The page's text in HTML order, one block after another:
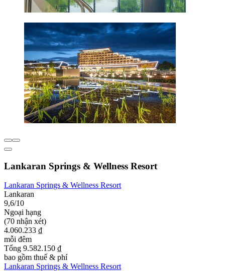
Lankaran Springs & Wellness Resort
Lankaran Springs & Wellness Resort
Lankaran
9,6/10
Ngoại hạng
(70 nhận xét)
4.060.233 ₫
mỗi đêm
Tổng 9.582.150 ₫
bao gồm thuế & phí
Lankaran Springs & Wellness Resort